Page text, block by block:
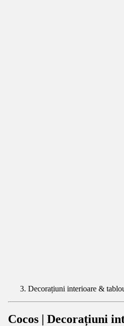
Decorațiuni interioare &
Cocos | Decorațiuni